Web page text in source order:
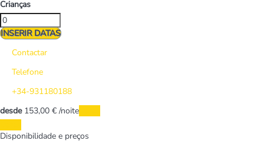
Crianças
INSERIR DATAS
Contactar
Telefone
+34-931180188
desde153,00 € /noite
Disponibilidade e preços